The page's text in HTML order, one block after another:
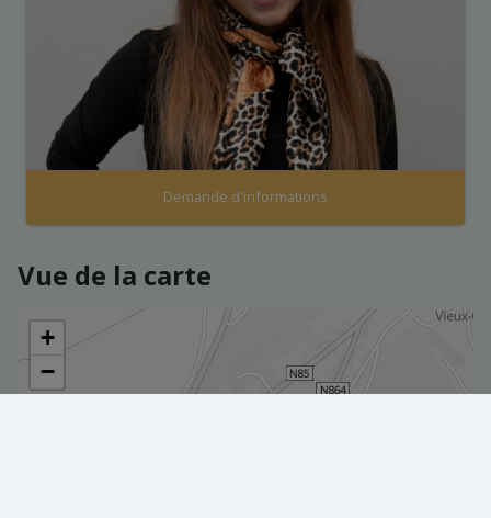
Demande d'informations
Vue de la carte